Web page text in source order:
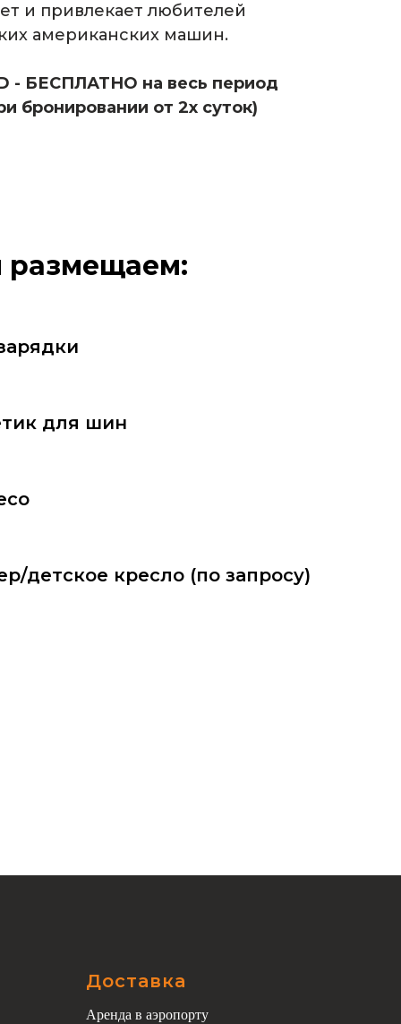
и привлекает любителей
американских машин.
- БЕСПЛАТНО на весь период
бронировании от 2х суток)
размещаем:
для шин
детское кресло (по запросу)
Доставка
Аренда в аэропорту